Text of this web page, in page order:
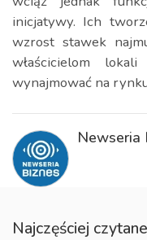
inicjatywy. Ich
wzrost stawek
właścicielom
wynajmować na
Newseria
Najczęściej czytane